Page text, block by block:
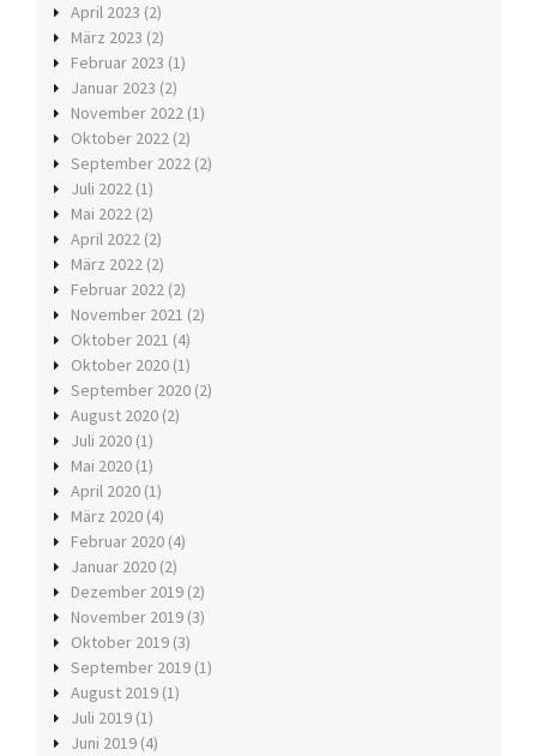
April 2023 (2)
März 2023 (2)
Februar 2023 (1)
Januar 2023 (2)
November 2022 (1)
Oktober 2022 (2)
September 2022 (2)
Juli 2022 (1)
Mai 2022 (2)
April 2022 (2)
März 2022 (2)
Februar 2022 (2)
November 2021 (2)
Oktober 2021 (4)
Oktober 2020 (1)
September 2020 (2)
August 2020 (2)
Juli 2020 (1)
Mai 2020 (1)
April 2020 (1)
März 2020 (4)
Februar 2020 (4)
Januar 2020 (2)
Dezember 2019 (2)
November 2019 (3)
Oktober 2019 (3)
September 2019 (1)
August 2019 (1)
Juli 2019 (1)
Juni 2019 (4)